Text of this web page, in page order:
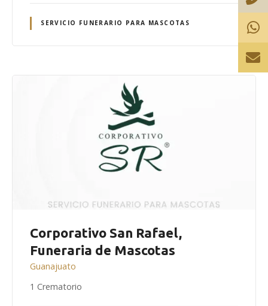
SERVICIO FUNERARIO PARA MASCOTAS
Corporativo San Rafael,
Funeraria de Mascotas
Guanajuato
1 Crematorio